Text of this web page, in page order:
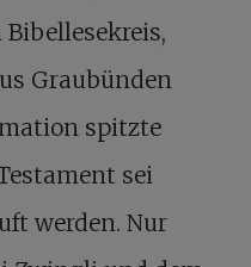
Graubünden
spitzte
sei
werden. Nur